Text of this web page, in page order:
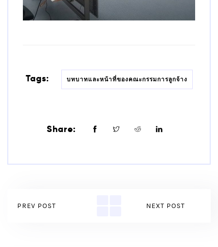
Tags: บทบาทและหน้าที่ของคณะกรรมการลูกจ้าง
Share:
PREV POST NEXT POST